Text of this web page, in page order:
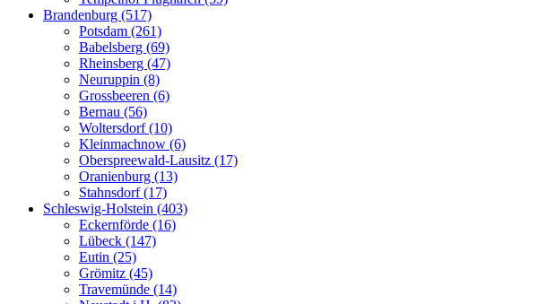
Brandenburg (517)
Potsdam (261)
Babelsberg (69)
Rheinsberg (47)
Neuruppin (8)
Grossbeeren (6)
Bernau (56)
Woltersdorf (10)
Kleinmachnow (6)
Oberspreewald-Lausitz (17)
Oranienburg (13)
Stahnsdorf (17)
Schleswig-Holstein (403)
Eckernförde (16)
Lübeck (147)
Eutin (25)
Grömitz (45)
Travemünde (14)